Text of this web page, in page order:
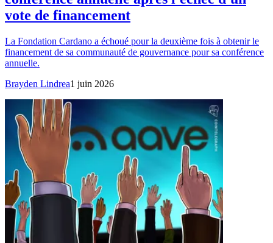
vote de financement
La Fondation Cardano a échoué pour la deuxième fois à obtenir le
financement de sa communauté de gouvernance pour sa conférence
annuelle.
Brayden Lindrea1 juin 2026